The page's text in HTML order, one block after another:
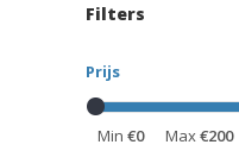
Filters
Prijs
Min €0 Max €200